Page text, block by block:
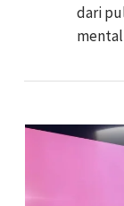
dari